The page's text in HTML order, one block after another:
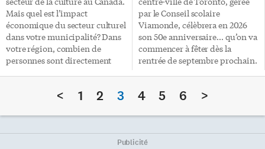
marque dans le développement
et l’épanouissement de la
francophonie ontarienne». Le
Prix Omer-Deslauriers […]
signification univoque. Ainsi,
le perroquet évoque l’Amérique;
un visage joufflu, le vent. Il
arrive parfois que l’ornement
soit […]
Mais quel est l’impact
économique du secteur culturel
dans votre municipalité? Dans
votre région, combien de
personnes sont directement
connaître le retour sur
financement public des
arts dans votre communauté?
Jusqu’à tout récemment, il était
par le Conseil scolaire
Viamonde, célèbrera en 2026
son 50e anniversaire… qu’on va
commencer à fêter dès la
rentrée de septembre prochain.
anciennes écoles de langue
«Nous avons été la première
école [laïque] créée
spécifiquement pour la
< 1 2 3 4 5 6 >
Publicité